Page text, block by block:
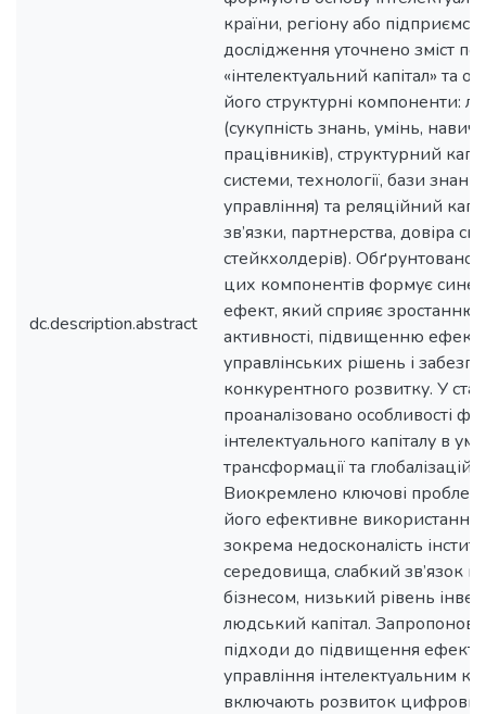
dc.description.abstract
країни, регіону або
дослідження уточнено зміст
«інтелектуальний капітал» та
його структурні компоненти:
(сукупність знань, умінь,
працівників), структурний
системи, технології, бази
управління) та реляційний
зв’язки, партнерства, довіра
стейкхолдерів). Обґрунтовано,
цих компонентів формує
ефект, який сприяє зростанню
активності, підвищенню
управлінських рішень і
конкурентного розвитку. У
проаналізовано особливості
інтелектуального капіталу в
трансформації та
Виокремлено ключові
його ефективне використання
зокрема недосконалість
середовища, слабкий зв’язок
бізнесом, низький рівень
людський капітал.
підходи до підвищення
управління інтелектуальним
включають розвиток